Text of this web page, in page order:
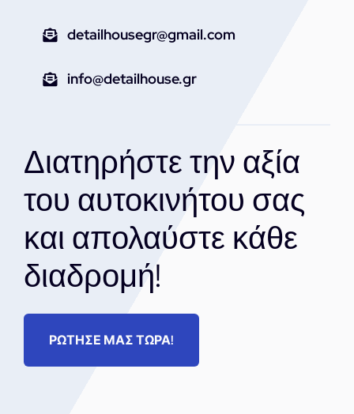
detailhousegr@gmail.com
info@detailhouse.gr
Διατηρήστε την αξία
του αυτοκινήτου σας
και απολαύστε κάθε
διαδρομή!
ΡΩΤΗΣΕ ΜΑΣ ΤΩΡΑ!